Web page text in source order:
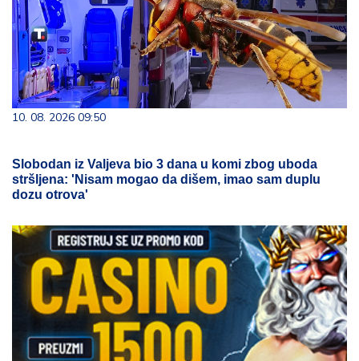
10. 08. 2026 09:50
Slobodan iz Valjeva bio 3 dana u komi zbog uboda
stršljena: 'Nisam mogao da dišem, imao sam duplu
dozu otrova'